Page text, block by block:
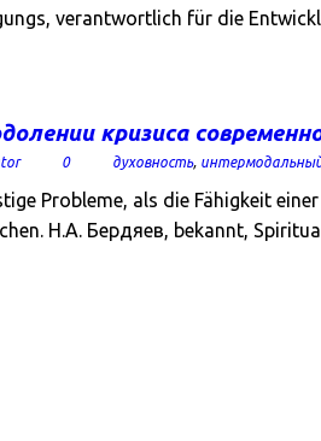
verantwortlich für die
кризиса
0 духовность,
Probleme, als die Fähigkeit
Н.А. Бердяев, bekannt,